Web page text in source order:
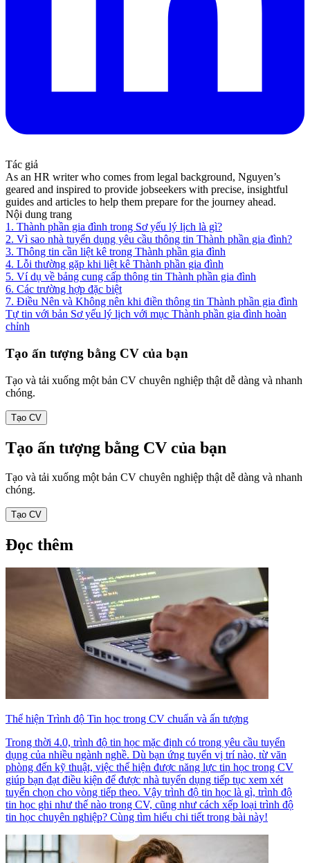
Tác giả
As an HR writer who comes from legal background, Nguyen’s
geared and inspired to provide jobseekers with precise, insightful
guides and articles to help them prepare for the journey ahead.
Nội dung trang
1. Thành phần gia đình trong Sơ yếu lý lịch là gì?
2. Vì sao nhà tuyển dụng yêu cầu thông tin Thành phần gia đình?
3. Thông tin cần liệt kê trong Thành phần gia đình
4. Lỗi thường gặp khi liệt kê Thành phần gia đình
5. Ví dụ về bảng cung cấp thông tin Thành phần gia đình
6. Các trường hợp đặc biệt
7. Điều Nên và Không nên khi điền thông tin Thành phần gia đình
Tự tin với bản Sơ yếu lý lịch với mục Thành phần gia đình hoàn
chỉnh
Tạo ấn tượng bằng CV của bạn
Tạo và tải xuống một bản CV chuyên nghiệp thật dễ dàng và nhanh
chóng.
Tạo CV
Tạo ấn tượng bằng CV của bạn
Tạo và tải xuống một bản CV chuyên nghiệp thật dễ dàng và nhanh
chóng.
Tạo CV
Đọc thêm
Thể hiện Trình độ Tin học trong CV chuẩn và ấn tượng
Trong thời 4.0, trình độ tin học mặc định có trong yêu cầu tuyển
dụng của nhiều ngành nghề. Dù bạn ứng tuyển vị trí nào, từ văn
phòng đến kỹ thuật, việc thể hiện được năng lực tin học trong CV
giúp bạn đạt điều kiện để được nhà tuyển dụng tiếp tục xem xét
tuyển chọn cho vòng tiếp theo. Vậy trình độ tin học là gì, trình độ
tin học ghi như thế nào trong CV, cũng như cách xếp loại trình độ
tin học chuyên nghiệp? Cùng tìm hiểu chi tiết trong bài này!